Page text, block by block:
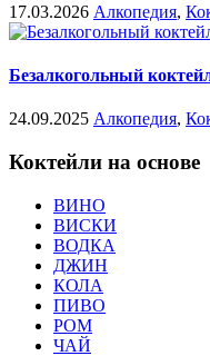
17.03.2026 Алкопедия,
Безалкогольный
24.09.2025 Алкопедия,
Коктейли на основе
ВИНО
ВИСКИ
ВОДКА
ДЖИН
КОЛА
ПИВО
РОМ
ЧАЙ